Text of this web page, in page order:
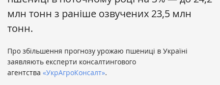
млн тонн з раніше озвучених 23,5 млн
тонн.
Про збільшення прогнозу урожаю пшениці в Україні
заявляють експерти консалтингового
агентства «УкрАгроКонсалт».